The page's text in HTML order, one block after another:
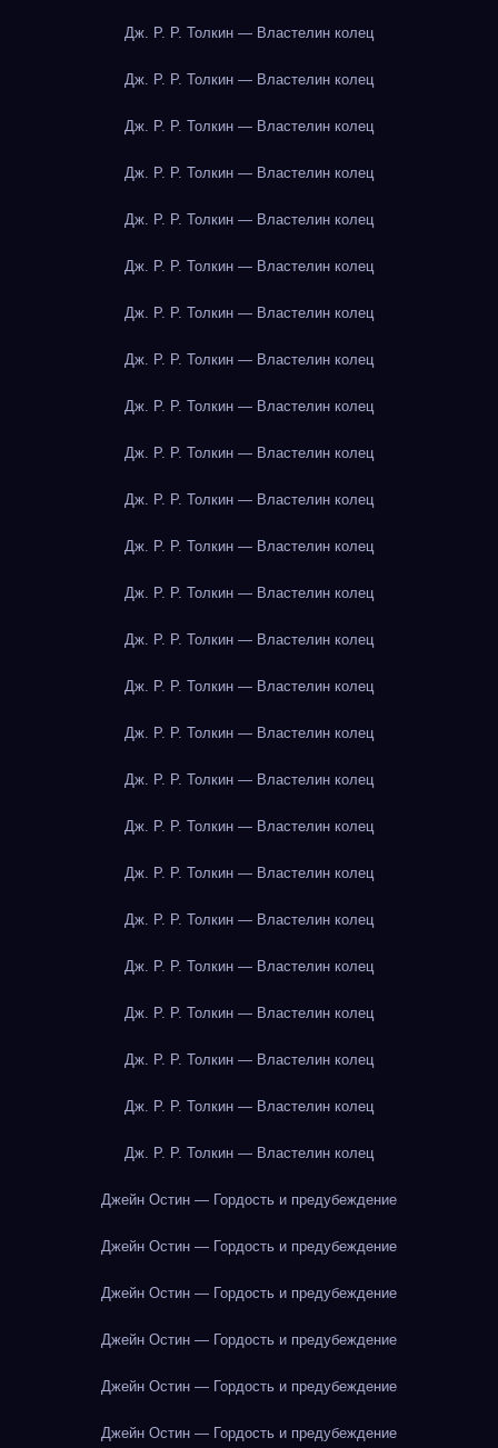
Дж. Р. Р. Толкин — Властелин колец
Дж. Р. Р. Толкин — Властелин колец
Дж. Р. Р. Толкин — Властелин колец
Дж. Р. Р. Толкин — Властелин колец
Дж. Р. Р. Толкин — Властелин колец
Дж. Р. Р. Толкин — Властелин колец
Дж. Р. Р. Толкин — Властелин колец
Дж. Р. Р. Толкин — Властелин колец
Дж. Р. Р. Толкин — Властелин колец
Дж. Р. Р. Толкин — Властелин колец
Дж. Р. Р. Толкин — Властелин колец
Дж. Р. Р. Толкин — Властелин колец
Дж. Р. Р. Толкин — Властелин колец
Дж. Р. Р. Толкин — Властелин колец
Дж. Р. Р. Толкин — Властелин колец
Дж. Р. Р. Толкин — Властелин колец
Дж. Р. Р. Толкин — Властелин колец
Дж. Р. Р. Толкин — Властелин колец
Дж. Р. Р. Толкин — Властелин колец
Дж. Р. Р. Толкин — Властелин колец
Дж. Р. Р. Толкин — Властелин колец
Дж. Р. Р. Толкин — Властелин колец
Дж. Р. Р. Толкин — Властелин колец
Дж. Р. Р. Толкин — Властелин колец
Дж. Р. Р. Толкин — Властелин колец
Джейн Остин — Гордость и предубеждение
Джейн Остин — Гордость и предубеждение
Джейн Остин — Гордость и предубеждение
Джейн Остин — Гордость и предубеждение
Джейн Остин — Гордость и предубеждение
Джейн Остин — Гордость и предубеждение